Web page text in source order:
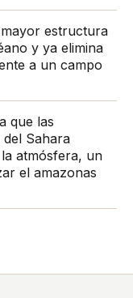
estructura
y ya elimina
a un campo
que las
Sahara
atmósfera, un
el amazonas